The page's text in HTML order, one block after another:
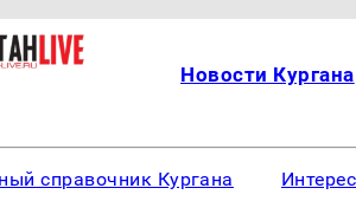
Новости Кургана
справочник Кургана